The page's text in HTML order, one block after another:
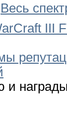
Весь
III
и